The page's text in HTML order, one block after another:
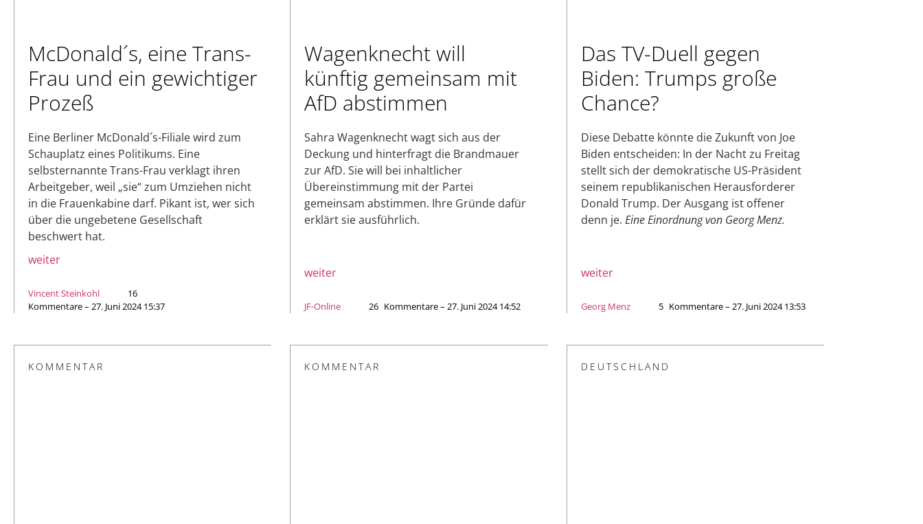
McDonald´s, eine Trans-
Frau und ein gewichtiger
Prozeß
Eine Berliner McDonald´s-Filiale wird zum
Schauplatz eines Politikums. Eine
selbsternannte Trans-Frau verklagt ihren
Arbeitgeber, weil „sie“ zum Umziehen nicht
in die Frauenkabine darf. Pikant ist, wer sich
über die ungebetene Gesellschaft
beschwert hat.
weiter
Vincent Steinkohl
16
Kommentare – 27. Juni 2024 15:37
Wagenknecht will
künftig gemeinsam mit
AfD abstimmen
Sahra Wagenknecht wagt sich aus der
Deckung und hinterfragt die Brandmauer
zur AfD. Sie will bei inhaltlicher
Übereinstimmung mit der Partei
gemeinsam abstimmen. Ihre Gründe dafür
erklärt sie ausführlich.
weiter
JF-Online 26 Kommentare – 27. Juni 2024 14:52
Das TV-Duell gegen
Biden: Trumps große
Chance?
Diese Debatte könnte die Zukunft von Joe
Biden entscheiden: In der Nacht zu Freitag
stellt sich der demokratische US-Präsident
seinem republikanischen Herausforderer
Donald Trump. Der Ausgang ist offener
denn je. Eine Einordnung von Georg Menz.
weiter
Georg Menz 5 Kommentare – 27. Juni 2024 13:53
KOMMENTAR KOMMENTAR DEUTSCHLAND